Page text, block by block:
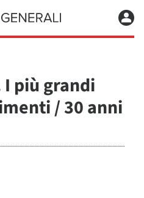
più grandi
/ 30 anni